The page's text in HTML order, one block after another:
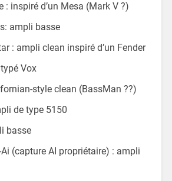
: inspiré d’un Mesa (Mark V ?)
ampli basse
: ampli clean inspiré d’un Fender
Vox
style clean (BassMan ??)
de type 5150
basse
(capture AI propriétaire) : ampli